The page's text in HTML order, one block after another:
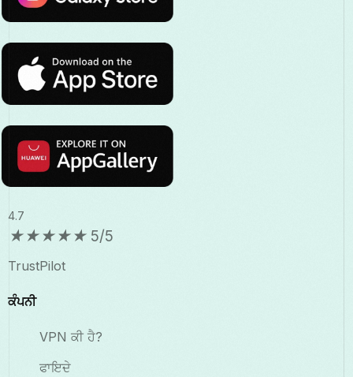
4.7
★★★★★ 5/5
TrustPilot
ਕੰਪਨੀ
VPN ਕੀ ਹੈ?
ਫਾਇਦੇ